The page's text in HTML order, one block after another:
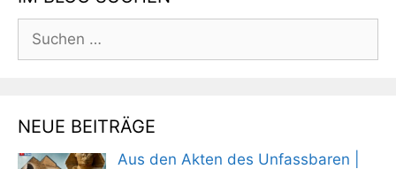
nach:
NEUE BEITRÄGE
Aus den Akten des Unfassbaren |